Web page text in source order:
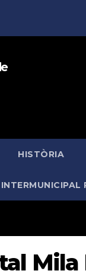
HISTÒRIA